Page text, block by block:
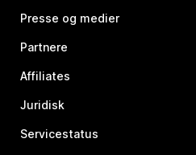
Presse og medier
Partnere
Affiliates
Juridisk
Servicestatus